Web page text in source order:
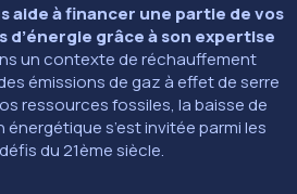
aide à financer une partie de vos
d’énergie grâce à son expertise
un contexte de réchauffement
émissions de gaz à effet de serre
ressources fossiles, la baisse de
s’est invitée parmi les
du 21ème siècle.